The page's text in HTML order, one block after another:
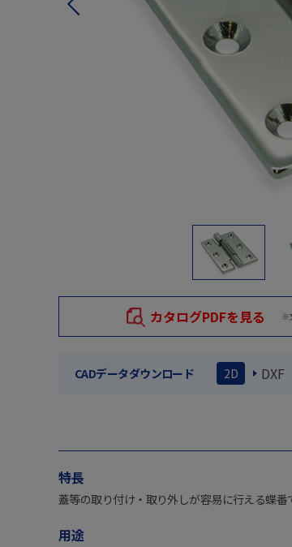
カタログPDFを見る ※
CADデータダウンロード 2D DXF
特長
蓋等の取り付け・取り外しが容易に行える蝶番
用途